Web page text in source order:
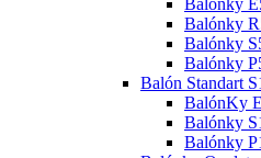
Balónky
Balónky
Balónky
Balón Standart
BalónKy
Balónky
Balónky